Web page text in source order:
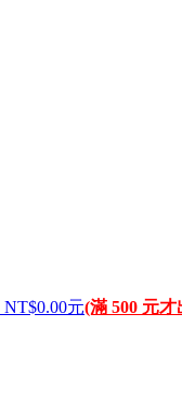
元(滿 500 元才